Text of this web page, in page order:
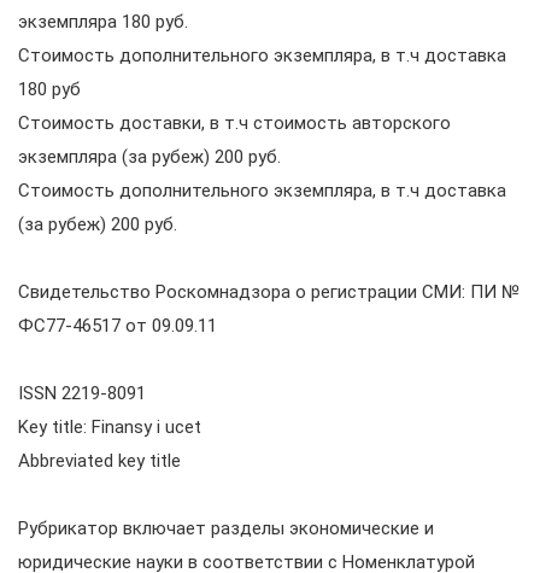
экземпляра 180 руб.
Стоимость дополнительного экземпляра, в т.ч доставка
180 руб
Стоимость доставки, в т.ч стоимость авторского
экземпляра (за рубеж) 200 руб.
Стоимость дополнительного экземпляра, в т.ч доставка
(за рубеж) 200 руб.
Свидетельство Роскомнадзора о регистрации СМИ: ПИ №
ФС77-46517 от 09.09.11
ISSN 2219-8091
Key title: Finansy i ucet
Abbreviated key title
Рубрикатор включает разделы экономические и
юридические науки в соответствии с Номенклатурой